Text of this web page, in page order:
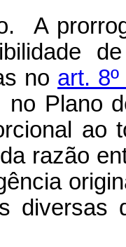
A
no art.
no Plano
ao
razão
diversas